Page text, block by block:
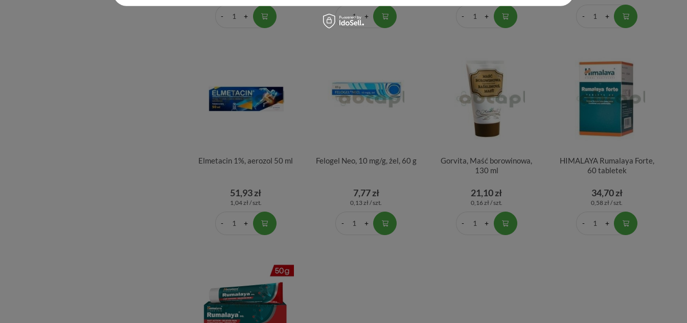
Elmetacin 1%, aerozol 50 ml
51,93 zł
1,04 zł / szt.
Felogel Neo, 10 mg/g, żel, 60 g
7,77 zł
0,13 zł / szt.
Gorvita, Maść borowinowa,
130 ml
21,10 zł
0,16 zł / szt.
HIMALAYA Rumalaya Forte,
60 tabletek
34,70 zł
0,58 zł / szt.